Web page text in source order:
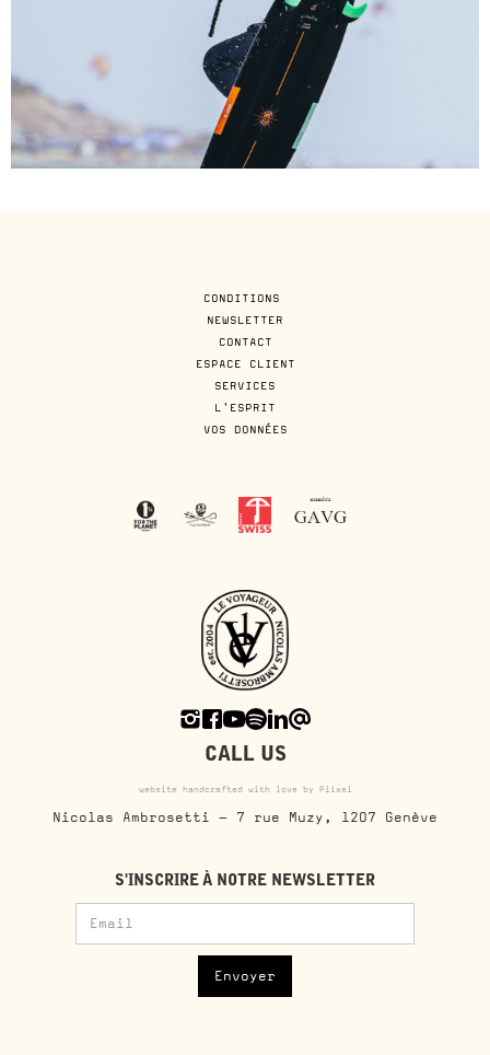
CONDITIONS
NEWSLETTER
CONTACT
ESPACE CLIENT
SERVICES
L'ESPRIT
VOS DONNÉES
CALL US
website handcrafted with love by Piixel
Nicolas Ambrosetti - 7 rue Muzy, 1207 Genève
S'INSCRIRE À NOTRE NEWSLETTER